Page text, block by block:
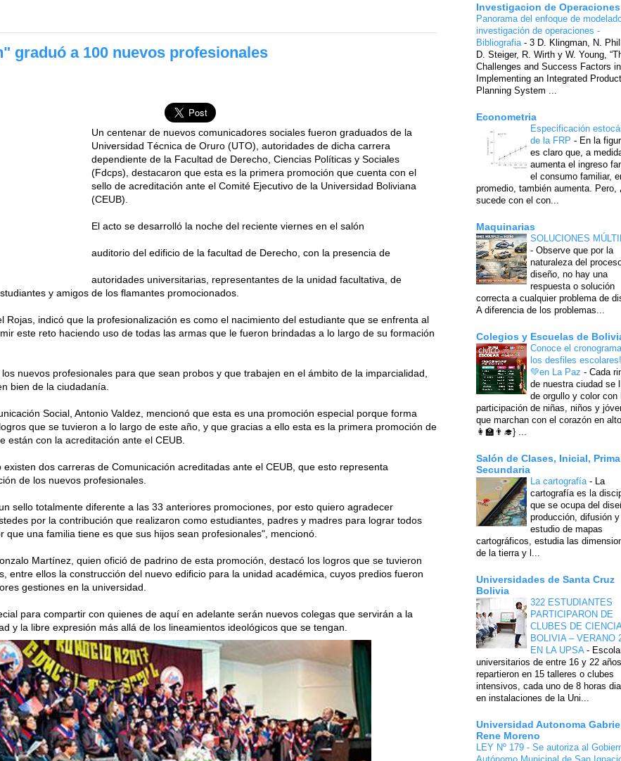
graduó a 100 nuevos profesionales
Un centenar de nuevos comunicadores sociales fueron graduados de la
Universidad Técnica de Oruro (UTO), autoridades de dicha carrera
dependiente de la Facultad de Derecho, Ciencias Políticas y Sociales
(Fdcps), destacaron que esta es la primera promoción que cuenta con el
sello de acreditación ante el Comité Ejecutivo de la Universidad Boliviana
(CEUB).
El acto se desarrolló la noche del reciente viernes en el salón
auditorio del edificio de la facultad de Derecho, con la presencia de
autoridades universitarias, representantes de la unidad facultativa, de
y amigos de los flamantes promocionados.
Rojas, indicó que la profesionalización es como el nacimiento del estudiante que se enfrenta al
este reto haciendo uso de todas las armas que le fueron brindadas a lo largo de su formación
nuevos profesionales para que sean probos y que trabajen en el ámbito de la imparcialidad,
bien de la ciudadanía.
Social, Antonio Valdez, mencionó que esta es una promoción especial porque forma
que se tuvieron a lo largo de este año, y que gracias a ello esta es la primera promoción de
están con la acreditación ante el CEUB.
dos carreras de Comunicación acreditadas ante el CEUB, que esto representa
de los nuevos profesionales.
sello totalmente diferente a las 33 anteriores promociones, por esto quiero agradecer
por la contribución que realizaron como estudiantes, padres y madres para lograr todos
que una familia tiene es que sus hijos sean profesionales", mencionó.
Martínez, quien ofició de padrino de esta promoción, destacó los logros que se tuvieron
entre ellos la construcción del nuevo edificio para la unidad académica, cuyos predios fueron
gestiones en la universidad.
para compartir con quienes de aquí en adelante serán nuevos colegas que servirán a la
y la libre expresión más allá de los lineamientos ideológicos que se tengan.
Investigacion de Operaciones
Panorama del enfoque de
investigación de operaciones -
Bibliografia - 3 D. Klingman, N.
D. Steiger, R. Wirth y W. Young,
Challenges and Success Factors in
Implementing an Integrated
Planning System ...
Econometria
Especificación
de la FRP - En la
es claro que, a
aumenta el ingreso
el consumo familiar,
promedio, también aumenta. Pero,
sucede con el con...
Maquinarias
SOLUCIONES
- Observe que por la
naturaleza del
diseño, no hay una
respuesta o solución
correcta a cualquier problema de
A diferencia de los problemas...
Colegios y Escuelas de
Conoce el
los desfiles
💚en La Paz - Cada
de nuestra ciudad se
de orgullo y color con
participación de niñas, niños y
que marchan con el corazón en
👩‍🏫👨‍🎓} ...
Salón de Clases, Inicial,
Secundaria
La cartografía -
La
cartografía es la
que se ocupa del
producción, difusión y
estudio de mapas
cartográficos, estudia las
de la tierra y l...
Universidades de Santa Cruz
Bolivia
322 ESTUDIANTES
PARTICIPARON DE
CLUBES DE CIENCIA
BOLIVIA – VERANO
EN LA UPSA -
universitarios de entre 16 y 22
repartieron en 15 talleres o clubes
intensivos, cada uno de 8 horas
en instalaciones de la Uni...
Universidad Autonoma
Rene Moreno
LEY Nº 179 - Se autoriza al